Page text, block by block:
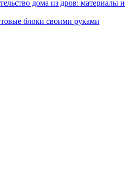
дома из дров: материалы и
блоки своими руками